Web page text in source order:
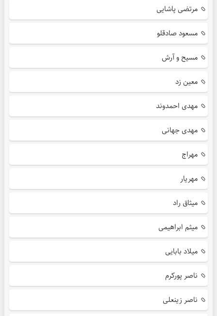
مرتضی پاشایی
مسعود صادقلو
مسیح و آرش
معین زد
مهدی احمدوند
مهدی جهانی
مهراج
مهریار
میثاق راد
میثم ابراهیمی
میلاد بابایی
ناصر پورکرم
ناصر زینعلی